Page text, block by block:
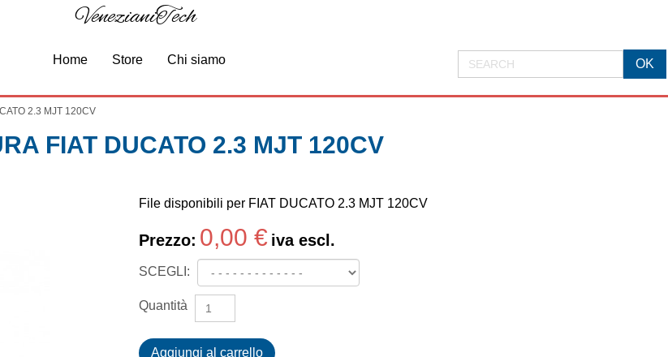
Home Store Chi siamo
VenezianiTech
2.3 MJT 120CV
FIAT DUCATO 2.3 MJT 120CV
File disponibili per FIAT DUCATO 2.3 MJT 120CV
Prezzo: 0,00 € iva escl.
SCEGLI:
Quantità